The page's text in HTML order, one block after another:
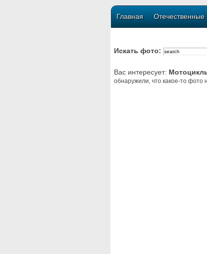
Главная Отечественные
Искать фото:
Вас интересует:
обнаружили, что какое-то фото